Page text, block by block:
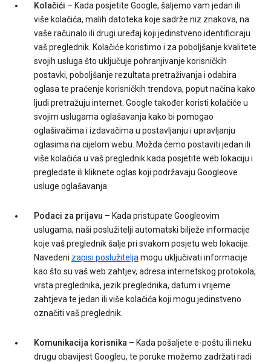
Kolačići – Kada posjetite Google, šaljemo vam jedan ili
više kolačića, malih datoteka koje sadrže niz znakova, na
vaše računalo ili drugi uređaj koji jedinstveno identificiraju
vaš preglednik. Kolačiće koristimo i za poboljšanje kvalitete
svojih usluga što uključuje pohranjivanje korisničkih
postavki, poboljšanje rezultata pretraživanja i odabira
oglasa te praćenje korisničkih trendova, poput načina kako
ljudi pretražuju internet. Google također koristi kolačiće u
svojim uslugama oglašavanja kako bi pomogao
oglašivačima i izdavačima u postavljanju i upravljanju
oglasima na cijelom webu. Možda ćemo postaviti jedan ili
više kolačića u vaš preglednik kada posjetite web lokaciju i
pregledate ili kliknete oglas koji podržavaju Googleove
usluge oglašavanja.
Podaci za prijavu – Kada pristupate Googleovim
uslugama, naši poslužitelji automatski bilježe informacije
koje vaš preglednik šalje pri svakom posjetu web lokacije.
Navedeni zapisi poslužitelja mogu uključivati informacije
kao što su vaš web zahtjev, adresa internetskog protokola,
vrsta preglednika, jezik preglednika, datum i vrijeme
zahtjeva te jedan ili više kolačića koji mogu jedinstveno
označiti vaš preglednik.
Komunikacija korisnika – Kada pošaljete e-poštu ili neku
drugu obavijest Googleu, te poruke možemo zadržati radi